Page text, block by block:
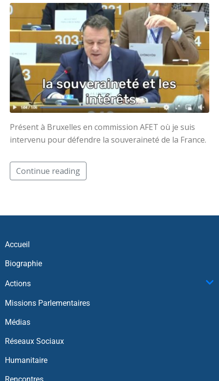
Présent à Bruxelles en commission AFET où je suis
intervenu pour défendre la souveraineté de la France.
Continue reading
Accueil
Biographie
Actions
Missions Parlementaires
Médias
Réseaux Sociaux
Humanitaire